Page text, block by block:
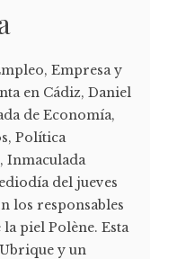
Empresa y
en Cádiz, Daniel
de Economía,
Política
Inmaculada
del jueves
los responsables
piel Polène. Esta
y un